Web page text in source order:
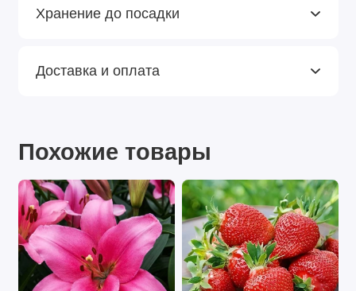
Хранение до посадки
Доставка и оплата
Похожие товары